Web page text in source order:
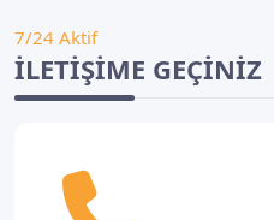
7/24 Aktif
İLETIŞIME GEÇINIZ